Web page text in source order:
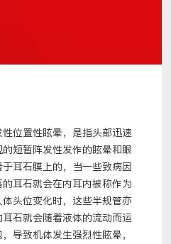
位置性眩晕，是指头部迅速
短暂阵发性发作的眩晕和眼
耳石膜上的，当一些致病因
耳石就会在内耳内被称作为
头位变化时，这些半规管亦
石就会随着液体的流动而运
导致机体发生强烈性眩晕，